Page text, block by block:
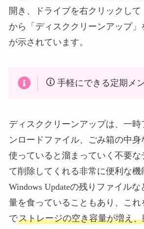
開き、ドライブを右クリックして
から「ディスククリーンアップ
が示されています。
手軽にできる定期メ
ディスククリーンアップは、一時
ンロードファイル、ごみ箱の中身
使っていると溜まっていく不要な
て削除してくれる非常に便利な機
Windows Updateの残りファイル
量を食っていることもあり、これ
でストレージの空き容量が増え